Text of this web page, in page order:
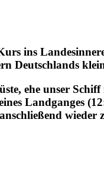
ins
Deutschlands
ehe unser
Landganges